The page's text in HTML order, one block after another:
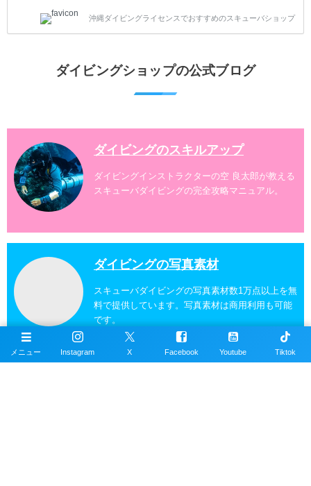
グスポットを紹介します。 当スクールは、沖縄本島で
は北谷町、嘉手納町、読谷村、恩納村、名護市、本部
案内しております。 ダイビングライセンスをお持ちの
沖縄ダイビングライセンスでおすすめのスキューバショップ
ダイビングショップの公式ブログ
ダイビングのスキルアップ
ダイビングインストラクターの空 良太郎が教える
スキューバダイビングの完全攻略マニュアル。
ダイビングの写真素材
スキューバダイビングの写真素材数1万点以上を無
料で提供しています。写真素材は商用利用も可能
です。
メニュー Instagram X Facebook Youtube Tiktok